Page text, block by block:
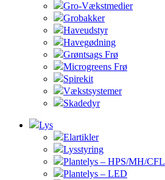
Gro-Vækstmedier
Grobakker
Haveudstyr
Havegødning
Grøntsags Frø
Microgreens Frø
Spirekit
Vækstsystemer
Skadedyr
Lys
Elartikler
Lysstyring
Plantelys – HPS/MH/CFL
Plantelys – LED